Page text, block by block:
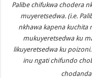
Palibe chifukwa chodera
muyeretsedwa. (i.e.
nkhawa kapena kuchita
mukuyeretsedwa ku
likuyeretsedwa ku
inu ngati chifundo